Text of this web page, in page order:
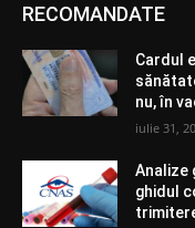
RECOMANDATE
Cardul
nu, în
iulie 31,
Analize
ghidul